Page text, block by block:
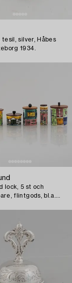
tesil, silver, Håbes
1934.
lock, 5 st och
flintgods, bl.a.